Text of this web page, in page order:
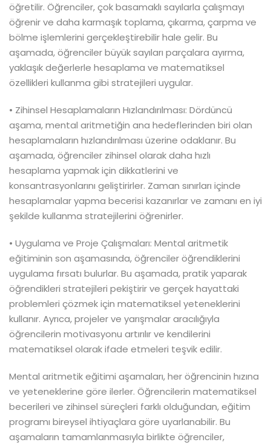
öğretilir. Öğrenciler, çok basamaklı sayılarla çalışmayı
öğrenir ve daha karmaşık toplama, çıkarma, çarpma ve
bölme işlemlerini gerçekleştirebilir hale gelir. Bu
aşamada, öğrenciler büyük sayıları parçalara ayırma,
yaklaşık değerlerle hesaplama ve matematiksel
özellikleri kullanma gibi stratejileri uygular.
• Zihinsel Hesaplamaların Hızlandırılması: Dördüncü
aşama, mental aritmetiğin ana hedeflerinden biri olan
hesaplamaların hızlandırılması üzerine odaklanır. Bu
aşamada, öğrenciler zihinsel olarak daha hızlı
hesaplama yapmak için dikkatlerini ve
konsantrasyonlarını geliştirirler. Zaman sınırları içinde
hesaplamalar yapma becerisi kazanırlar ve zamanı en iyi
şekilde kullanma stratejilerini öğrenirler.
• Uygulama ve Proje Çalışmaları: Mental aritmetik
eğitiminin son aşamasında, öğrenciler öğrendiklerini
uygulama fırsatı bulurlar. Bu aşamada, pratik yaparak
öğrendikleri stratejileri pekiştirir ve gerçek hayattaki
problemleri çözmek için matematiksel yeteneklerini
kullanır. Ayrıca, projeler ve yarışmalar aracılığıyla
öğrencilerin motivasyonu artırılır ve kendilerini
matematiksel olarak ifade etmeleri teşvik edilir.
Mental aritmetik eğitimi aşamaları, her öğrencinin hızına
ve yeteneklerine göre ilerler. Öğrencilerin matematiksel
becerileri ve zihinsel süreçleri farklı olduğundan, eğitim
programı bireysel ihtiyaçlara göre uyarlanabilir. Bu
aşamaların tamamlanmasıyla birlikte öğrenciler,